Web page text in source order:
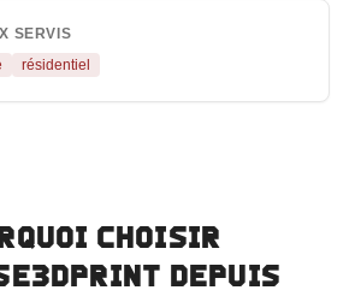
SERVIS
résidentiel
choisir
depuis